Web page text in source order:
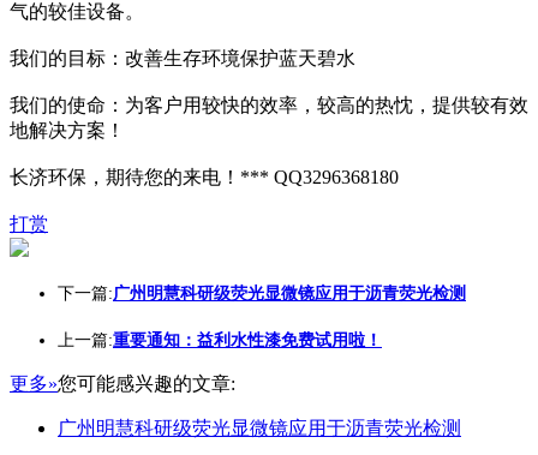
气的较佳设备。
我们的目标：改善生存环境保护蓝天碧水
我们的使命：为客户用较快的效率，较高的热忱，提供较有效
地解决方案！
长济环保，期待您的来电！*** QQ3296368180
打赏
下一篇:广州明慧科研级荧光显微镜应用于沥青荧光检测
上一篇:重要通知：益利水性漆免费试用啦！
更多»您可能感兴趣的文章:
广州明慧科研级荧光显微镜应用于沥青荧光检测